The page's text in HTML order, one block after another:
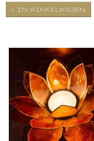
IN WINKELWAGEN